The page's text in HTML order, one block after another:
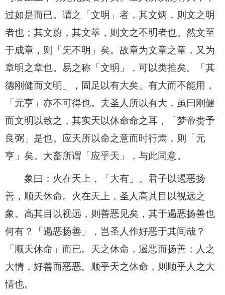
过如是而已。谓之「文明」者，其文炳，则文之明
者也；其文蔚，其文萃，则文之不明者也。然文至
于成章，则「旡不明」矣。故章为文章之章，又为
章明之章也。易之称「文明」，可以类推矣。「其
德刚健而文明」，固足以有大矣。有大而不能用，
「元亨」亦不可得也。夫圣人所以有大，虽曰刚健
而文明以致之，其实天以休命命之耳，「梦帝赉予
良弼」是也。应天所以命之意而时行焉，则「元
亨」矣。大畜所谓「应乎天」，与此同意。
象曰：火在天上，「大有」。君子以遏恶扬
善，顺天休命。火在天上，圣人高其目以视远之
象。高其目以视远，则善恶见矣，其于遏恶扬善也
何有？「遏恶扬善」，岂圣人作好恶于其间哉？
「顺天休命」而已。天之休命，遏恶而扬善；人之
大情，好善而恶恶。顺乎天之休命，则顺乎人之大
情也。